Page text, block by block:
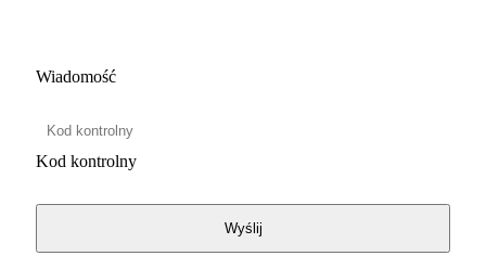
Wiadomość
Kod kontrolny